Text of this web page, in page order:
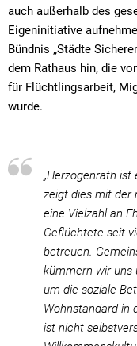
auch außerhalb des
Eigeninitiative
Bündnis „Städte
dem Rathaus hin, die
für Flüchtlingsarbeit,
wurde.
„Herzogenrath
zeigt dies mit der
eine Vielzahl an
Geflüchtete seit
betreuen.
kümmern wir uns
um die soziale
Wohnstandard in
ist nicht